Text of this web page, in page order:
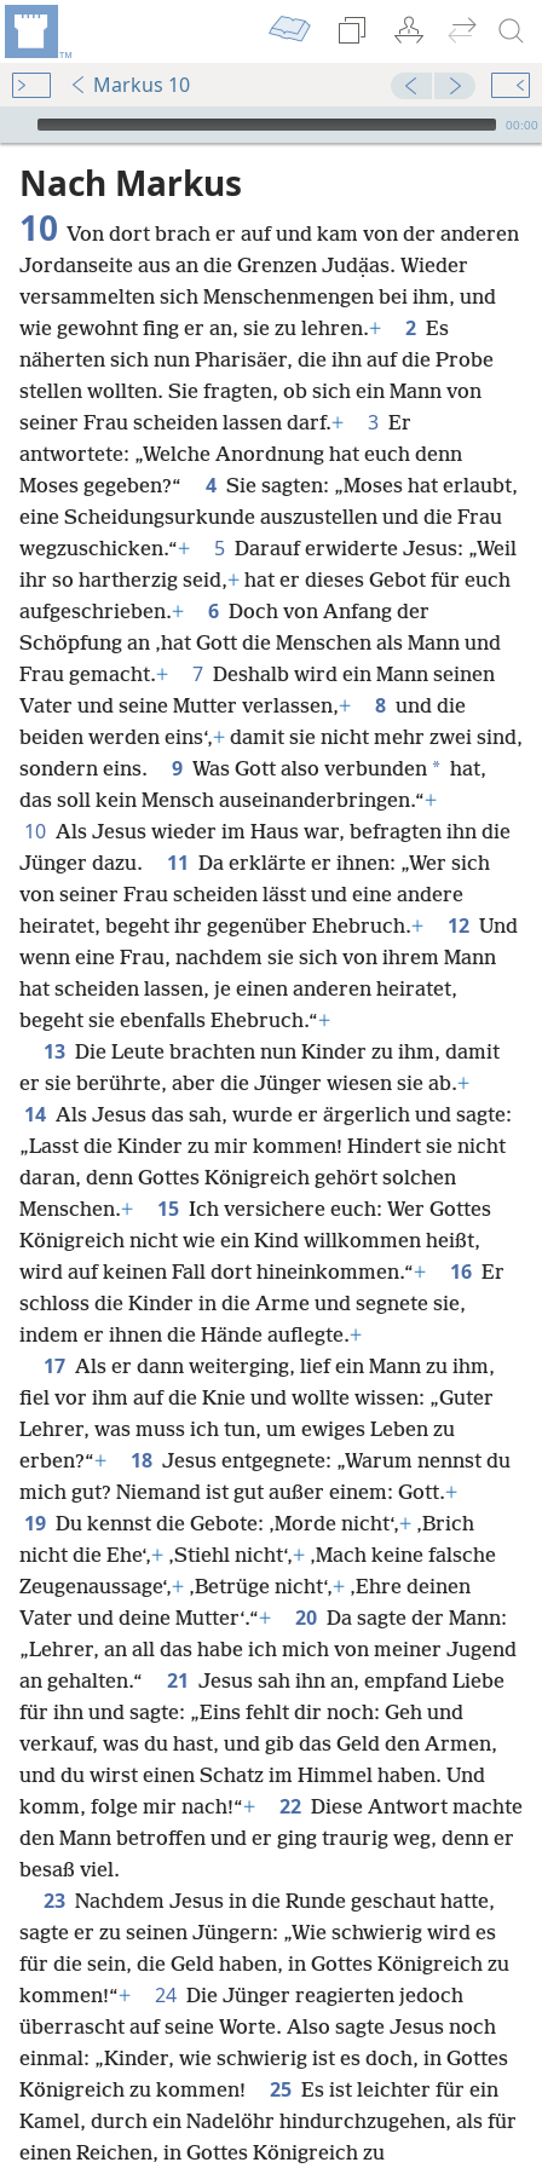
Markus 10
Audio Player
00:00
Nach Markus
10 Von dort brach er auf und kam von der anderen
Jordanseite aus an die Grenzen Judạ̈as. Wieder
versammelten sich Menschenmengen bei ihm, und
wie gewohnt fing er an, sie zu lehren.+ 2 Es
näherten sich nun Pharisäer, die ihn auf die Probe
stellen wollten. Sie fragten, ob sich ein Mann von
seiner Frau scheiden lassen darf.+ 3 Er
antwortete: „Welche Anordnung hat euch denn
Moses gegeben?“
4 Sie sagten: „Moses hat erlaubt,
eine Scheidungsurkunde auszustellen und die Frau
wegzuschicken.“+ 5 Darauf erwiderte Jesus: „Weil
ihr so hartherzig seid,+ hat er dieses Gebot für euch
aufgeschrieben.+ 6 Doch von Anfang der
Schöpfung an ‚hat Gott die Menschen als Mann und
Frau gemacht.+ 7 Deshalb wird ein Mann seinen
Vater und seine Mutter verlassen,+ 8 und die
beiden werden eins‘,+ damit sie nicht mehr zwei sind,
sondern eins.
9 Was Gott also verbunden * hat,
das soll kein Mensch auseinanderbringen.“+
10 Als Jesus wieder im Haus war, befragten ihn die
Jünger dazu.
11 Da erklärte er ihnen: „Wer sich
von seiner Frau scheiden lässt und eine andere
heiratet, begeht ihr gegenüber Ehebruch.+ 12 Und
wenn eine Frau, nachdem sie sich von ihrem Mann
hat scheiden lassen, je einen anderen heiratet,
begeht sie ebenfalls Ehebruch.“+
13 Die Leute brachten nun Kinder zu ihm, damit
er sie berührte, aber die Jünger wiesen sie ab.+
14 Als Jesus das sah, wurde er ärgerlich und sagte:
„Lasst die Kinder zu mir kommen! Hindert sie nicht
daran, denn Gottes Königreich gehört solchen
Menschen.+ 15 Ich versichere euch: Wer Gottes
Königreich nicht wie ein Kind willkommen heißt,
wird auf keinen Fall dort hineinkommen.“+ 16 Er
schloss die Kinder in die Arme und segnete sie,
indem er ihnen die Hände auflegte.+
17 Als er dann weiterging, lief ein Mann zu ihm,
fiel vor ihm auf die Knie und wollte wissen: „Guter
Lehrer, was muss ich tun, um ewiges Leben zu
erben?“+ 18 Jesus entgegnete: „Warum nennst du
mich gut? Niemand ist gut außer einem: Gott.+
19 Du kennst die Gebote: ‚Morde nicht‘,+ ‚Brich
nicht die Ehe‘,+ ‚Stiehl nicht‘,+ ‚Mach keine falsche
Zeugenaussage‘,+ ‚Betrüge nicht‘,+ ‚Ehre deinen
Vater und deine Mutter‘.“+ 20 Da sagte der Mann:
„Lehrer, an all das habe ich mich von meiner Jugend
an gehalten.“
21 Jesus sah ihn an, empfand Liebe
für ihn und sagte: „Eins fehlt dir noch: Geh und
verkauf, was du hast, und gib das Geld den Armen,
und du wirst einen Schatz im Himmel haben. Und
komm, folge mir nach!“+ 22 Diese Antwort machte
den Mann betroffen und er ging traurig weg, denn er
besaß viel.
23 Nachdem Jesus in die Runde geschaut hatte,
sagte er zu seinen Jüngern: „Wie schwierig wird es
für die sein, die Geld haben, in Gottes Königreich zu
kommen!“+ 24 Die Jünger reagierten jedoch
überrascht auf seine Worte. Also sagte Jesus noch
einmal: „Kinder, wie schwierig ist es doch, in Gottes
Königreich zu kommen!
25 Es ist leichter für ein
Kamel, durch ein Nadelöhr hindurchzugehen, als für
einen Reichen, in Gottes Königreich zu